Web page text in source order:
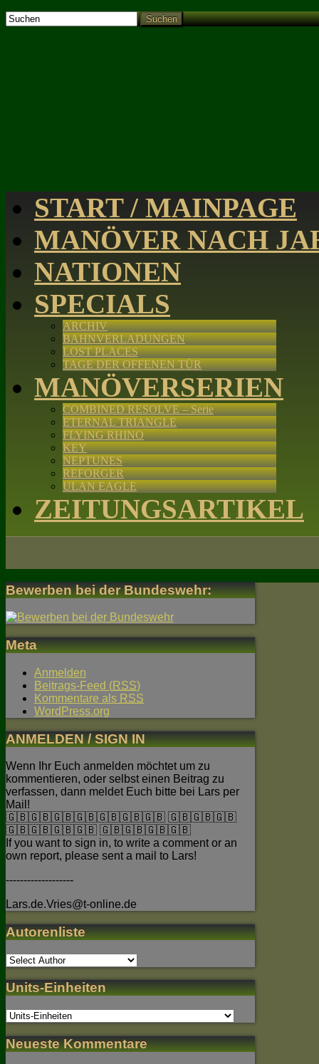
Suchen
START / MAINPAGE
MANÖVER NACH
NATIONEN
SPECIALS
ARCHIV
BAHNVERLADUNGEN
LOST PLACES
TAGE DER OFFENEN TÜR
MANÖVERSERIEN
COMBINED RESOLVE – Serie
ETERNAL TRIANGLE
FLYING RHINO
KEY
NEPTUNES
REFORGER
ULAN EAGLE
ZEITUNGSARTIKEL
Bewerben bei der Bundeswehr:
Meta
Anmelden
Beitrags-Feed (RSS)
Kommentare als RSS
WordPress.org
ANMELDEN / SIGN IN
Wenn Ihr Euch anmelden möchtet um zu
kommentieren, oder selbst einen Beitrag zu
verfassen, dann meldet Euch bitte bei Lars per
Mail!
🇬🇧🇬🇧🇬🇧🇬🇧🇬🇧🇬🇧🇬🇧 🇬🇧🇬🇧🇬🇧
🇬🇧🇬🇧🇬🇧🇬🇧 🇬🇧🇬🇧🇬🇧🇬🇧
If you want to sign in, to write a comment or an
own report, please sent a mail to Lars!
-------------------
Lars.de.Vries@t-online.de
Autorenliste
Units-Einheiten
Neueste Kommentare